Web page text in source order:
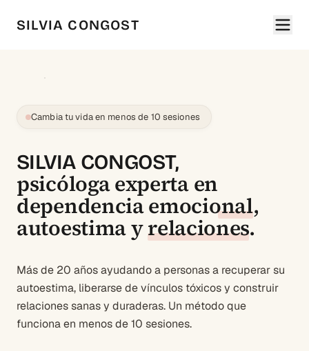
SILVIA CONGOST
Cambia tu vida en menos de 10 sesiones
SILVIA CONGOST,
psicóloga experta en
dependencia emocional,
autoestimayrelaciones.
Más de 20 años ayudando a personas a recuperar su
autoestima, liberarse de vínculos tóxicos y construir
relaciones sanas y duraderas. Un método que
funciona en menos de 10 sesiones.